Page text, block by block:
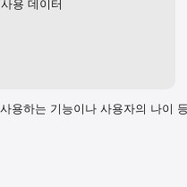
사용 데이터
용하는 기능이나 사용자의 나이